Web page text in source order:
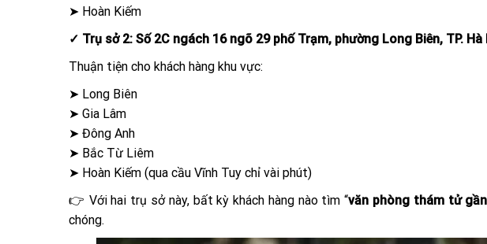
➤ Hoàn Kiếm
✓ Trụ sở 2: Số 2C ngách 16 ngõ 29 phố Trạm, phường Long Biên, TP. Hà
Thuận tiện cho khách hàng khu vực:
➤ Long Biên
➤ Gia Lâm
➤ Đông Anh
➤ Bắc Từ Liêm
➤ Hoàn Kiếm (qua cầu Vĩnh Tuy chỉ vài phút)
👉 Với hai trụ sở này, bất kỳ khách hàng nào tìm “văn phòng thám tử
chóng.